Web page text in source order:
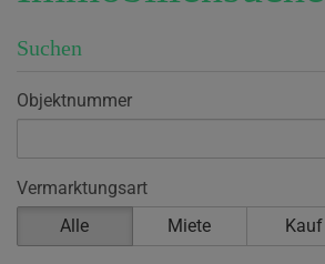
Suchen
Objektnummer
Vermarktungsart
Alle
Miete Kauf